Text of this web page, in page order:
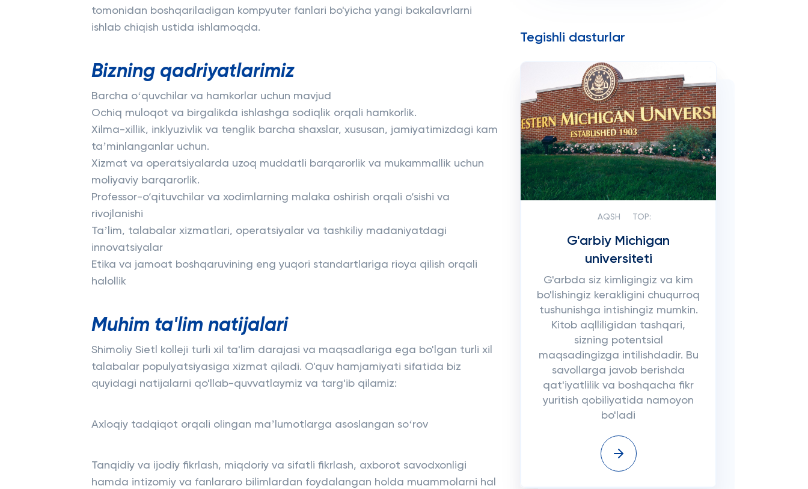
tomonidan boshqariladigan kompyuter fanlari bo'yicha yangi bakalavrlarni
ishlab chiqish ustida ishlamoqda.
Bizning qadriyatlarimiz
Barcha oʻquvchilar va hamkorlar uchun mavjud
Ochiq muloqot va birgalikda ishlashga sodiqlik orqali hamkorlik.
Xilma-xillik, inklyuzivlik va tenglik barcha shaxslar, xususan, jamiyatimizdagi kam
taʼminlanganlar uchun.
Xizmat va operatsiyalarda uzoq muddatli barqarorlik va mukammallik uchun
moliyaviy barqarorlik.
Professor-o‘qituvchilar va xodimlarning malaka oshirish orqali o‘sishi va
rivojlanishi
Taʼlim, talabalar xizmatlari, operatsiyalar va tashkiliy madaniyatdagi
innovatsiyalar
Etika va jamoat boshqaruvining eng yuqori standartlariga rioya qilish orqali
halollik
Muhim ta'lim natijalari
Shimoliy Sietl kolleji turli xil ta'lim darajasi va maqsadlariga ega bo'lgan turli xil
talabalar populyatsiyasiga xizmat qiladi. O'quv hamjamiyati sifatida biz
quyidagi natijalarni qo'llab-quvvatlaymiz va targ'ib qilamiz:
Axloqiy tadqiqot orqali olingan maʼlumotlarga asoslangan soʻrov
Tanqidiy va ijodiy fikrlash, miqdoriy va sifatli fikrlash, axborot savodxonligi
hamda intizomiy va fanlararo bilimlardan foydalangan holda muammolarni hal
Tegishli dasturlar
AQSH TOP:
G'arbiy Michigan
universiteti
G'arbda siz kimligingiz va kim
bo'lishingiz kerakligini chuqurroq
tushunishga intishingiz mumkin.
Kitob aqlliligidan tashqari,
sizning potentsial
maqsadingizga intilishdadir. Bu
savollarga javob berishda
qat'iyatlilik va boshqacha fikr
yuritish qobiliyatida namoyon
bo'ladi